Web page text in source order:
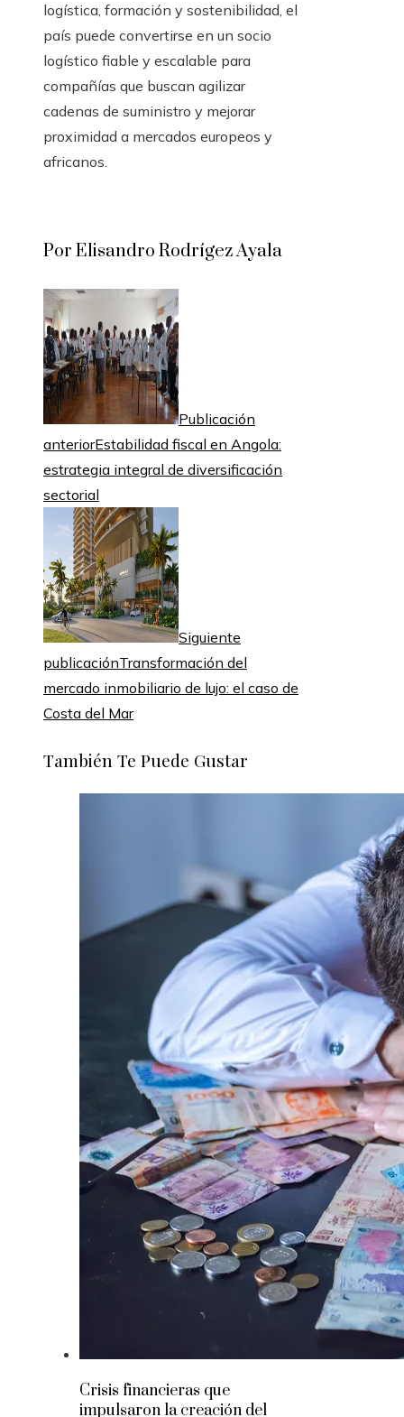
logística, formación y sostenibilidad, el
país puede convertirse en un socio
logístico fiable y escalable para
compañías que buscan agilizar
cadenas de suministro y mejorar
proximidad a mercados europeos y
africanos.
Por Elisandro Rodrígez Ayala
Publicación
anteriorEstabilidad fiscal en Angola:
estrategia integral de diversificación
sectorial
Siguiente
publicaciónTransformación del
mercado inmobiliario de lujo: el caso de
Costa del Mar
También Te Puede Gustar
Crisis financieras que
impulsaron la creación del